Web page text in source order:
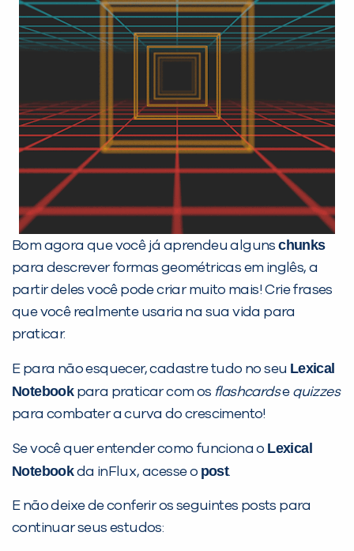
Bom agora que você já aprendeu algunschunks
para descrever formas geométricas em inglês, a
partir deles você pode criar muito mais! Crie frases
que você realmente usaria na sua vida para
praticar.
E para não esquecer, cadastre tudo no seu Lexical
Notebookpara praticar com os flashcardse quizzes
para combater a curva do crescimento!
Se você quer entender como funciona o Lexical
Notebookda inFlux, acesse o post.
E não deixe de conferir os seguintes posts para
continuar seus estudos: